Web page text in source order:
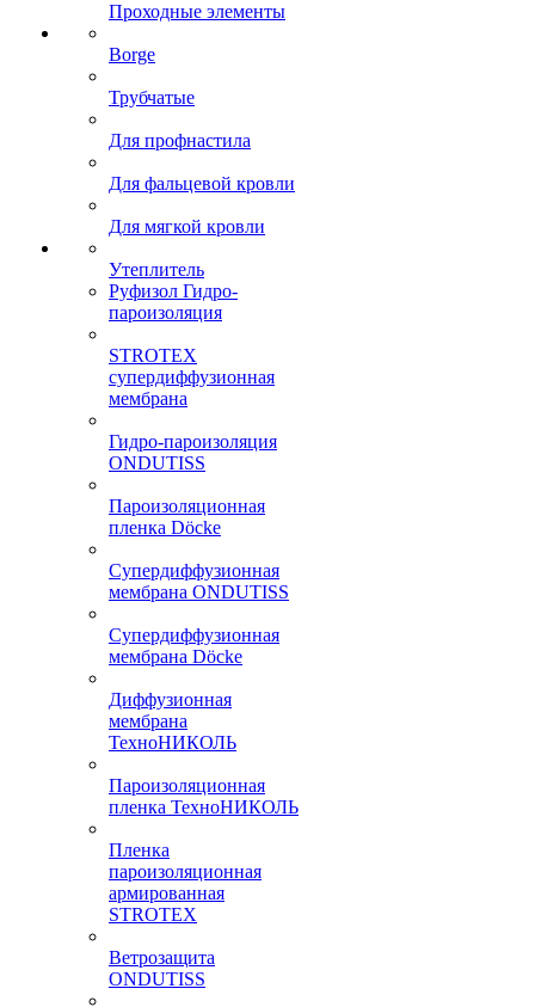
Проходные элементы
Borge
Трубчатые
Для профнастила
Для фальцевой кровли
Для мягкой кровли
Утеплитель
Руфизол Гидро-
пароизоляция
STROTEX
супердиффузионная
мембрана
Гидро-пароизоляция
ONDUTISS
Пароизоляционная
пленка Döcke
Супердиффузионная
мембрана ONDUTISS
Супердиффузионная
мембрана Döcke
Диффузионная
мембрана
ТехноНИКОЛЬ
Пароизоляционная
пленка ТехноНИКОЛЬ
Пленка
пароизоляционная
армированная
STROTEX
Ветрозащита
ONDUTISS